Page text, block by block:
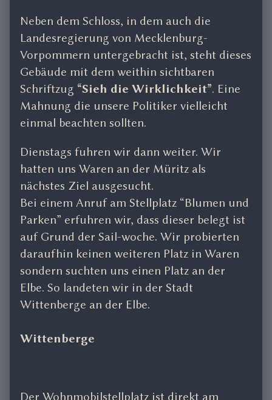
Neben dem Schloss, in dem auch die
Landesregierung von Mecklenburg-
Vorpommern untergebracht ist, steht dieses
Gebäude mit dem weithin sichtbaren
Schriftzug “Sieh die Wirklichkeit”. Eine
Mahnung die unsere Politiker vielleicht
einmal beachten sollten.
Dienstags fuhren wir dann weiter. Wir
hatten uns Waren an der Müritz als
nächstes Ziel ausgesucht.
Bei einem Anruf am Stellplatz “Blumen und
Parken” erfuhren wir, dass dieser belegt ist
auf Grund der Sail-woche. Wir probierten
daraufhin keinen weiteren Platz in Waren
sondern suchten uns einen Platz an der
Elbe. So landeten wir in der Stadt
Wittenberge an der Elbe.
Wittenberge
Der Wohnmobilstellplatz ist direkt am